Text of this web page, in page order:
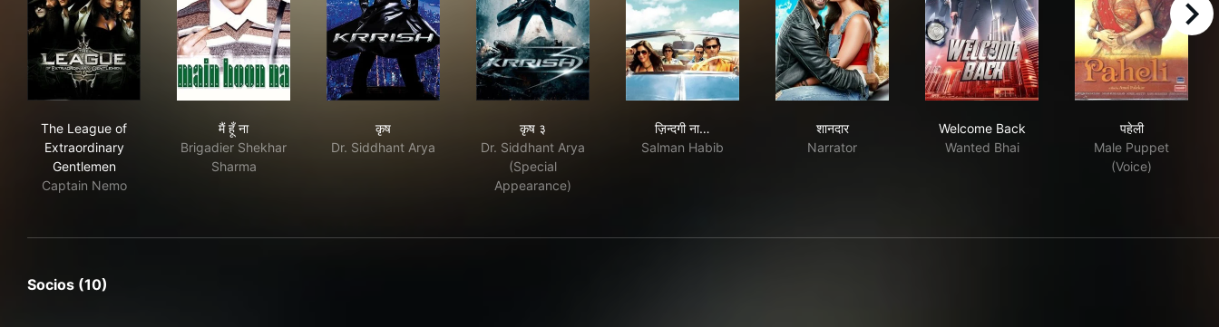
The League of
Extraordinary
Gentlemen
Captain Nemo
मैं हूँ ना
Brigadier Shekhar
Sharma
कृष
Dr. Siddhant Arya
कृष ३
Dr. Siddhant Arya
(Special
Appearance)
ज़िन्दगी ना…
Salman Habib
शानदार
Narrator
Welcome Back
Wanted Bhai
पहेली
Male Puppet
(Voice)
right
Socios (10)